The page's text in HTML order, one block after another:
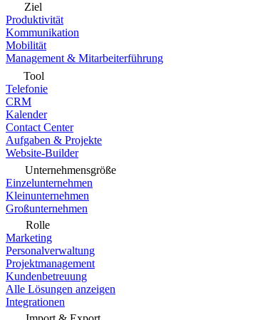
Ziel
Produktivität
Kommunikation
Mobilität
Management & Mitarbeiterführung
Tool
Telefonie
CRM
Kalender
Contact Center
Aufgaben & Projekte
Website-Builder
Unternehmensgröße
Einzelunternehmen
Kleinunternehmen
Großunternehmen
Rolle
Marketing
Personalverwaltung
Projektmanagement
Kundenbetreuung
Alle Lösungen anzeigen
Integrationen